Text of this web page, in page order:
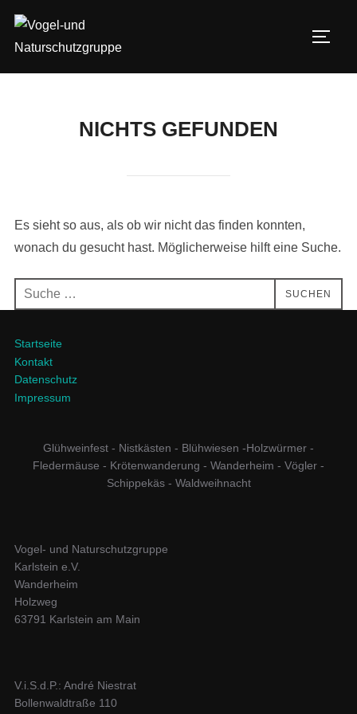
Inhalt
springen
NICHTS GEFUNDEN
Es sieht so aus, als ob wir nicht das finden konnten,
wonach du gesucht hast. Möglicherweise hilft eine Suche.
Suchen
nach:
SUCHEN
Startseite
Kontakt
Datenschutz
Impressum
Glühweinfest - Nistkästen - Blühwiesen -Holzwürmer -
Fledermäuse - Krötenwanderung - Wanderheim - Vögler -
Schippekäs - Waldweihnacht
Vogel- und Naturschutzgruppe
Karlstein e.V.
Wanderheim
Holzweg
63791 Karlstein am Main
V.i.S.d.P.: André Niestrat
Bollenwaldtraße 110